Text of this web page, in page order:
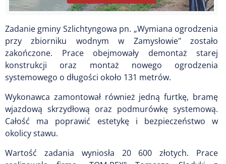
Zadanie gminy Szlichtyngowa pn. „Wymiana ogrodzenia
przy zbiorniku wodnym w Zamysłowie" zostało
zakończone. Prace obejmowały demontaż starej
konstrukcji oraz montaż nowego ogrodzenia
systemowego o długości około 131 metrów.
Wykonawca zamontował również jedną furtkę, bramę
wjazdową skrzydłową oraz podmurówkę systemową.
Całość ma poprawić estetykę i bezpieczeństwo w
okolicy stawu.
Wartość zadania wyniosła 20 600 złotych. Prace